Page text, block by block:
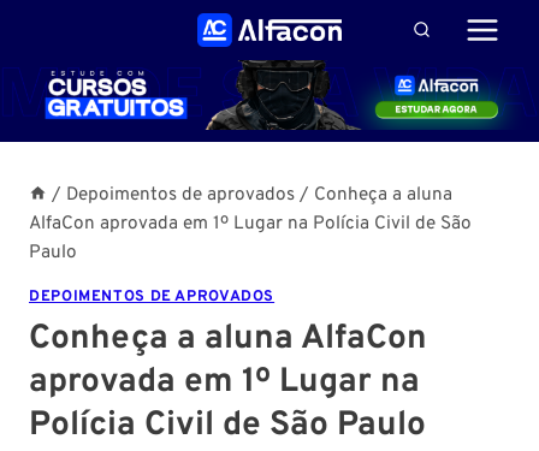
Conteúdo
/ Depoimentos de aprovados / Conheça a aluna
AlfaCon aprovada em 1º Lugar na Polícia Civil de São
Paulo
DEPOIMENTOS DE APROVADOS
Conheça a aluna AlfaCon
aprovada em 1º Lugar na
Polícia Civil de São Paulo